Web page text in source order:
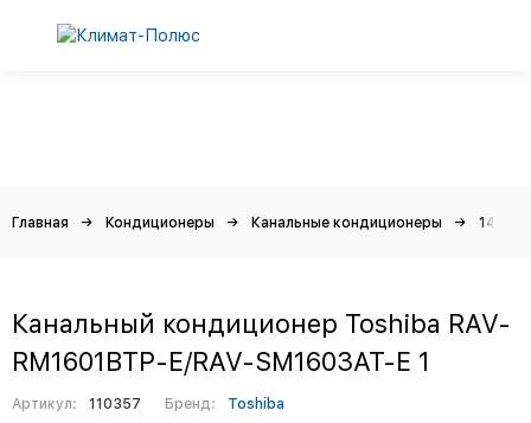
Главная Кондиционеры Канальные кондиционеры 14 кВт
Канальный кондиционер Toshiba RAV-
RM1601BTP-E/RAV-SM1603AT-E 1
Артикул: 110357 Бренд: Toshiba